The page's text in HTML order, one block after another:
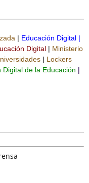
| Educación Digital |
Digital | Ministerio
| Lockers
Digital de la Educación |